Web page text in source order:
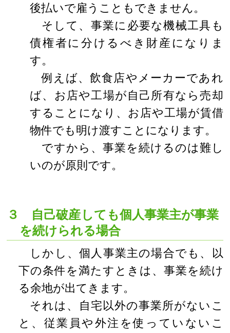
後払いで雇うこともできません。
そして、事業に必要な機械工具も
債権者に分けるべき財産になりま
す。
例えば、飲食店やメーカーであれ
ば、お店や工場が自己所有なら売却
することになり、お店や工場が賃借
物件でも明け渡すことになります。
ですから、事業を続けるのは難し
いのが原則です。
３ 自己破産しても個人事業主が事業
を続けられる場合
しかし、個人事業主の場合でも、以
下の条件を満たすときは、事業を続け
る余地が出てきます。
それは、自宅以外の事業所がないこ
と、従業員や外注を使っていないこ